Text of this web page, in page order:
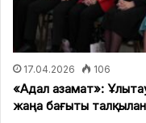
17.04.2026 106
«Адал азамат»:
жаңа бағыты